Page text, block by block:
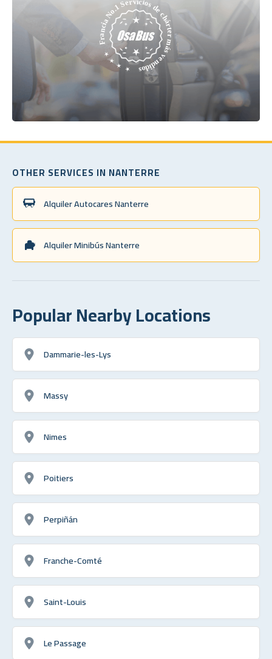
OTHER SERVICES IN NANTERRE
Alquiler Autocares Nanterre
Alquiler Minibús Nanterre
Popular Nearby Locations
Dammarie-les-Lys
Massy
Nimes
Poitiers
Perpiñán
Franche-Comté
Saint-Louis
Le Passage